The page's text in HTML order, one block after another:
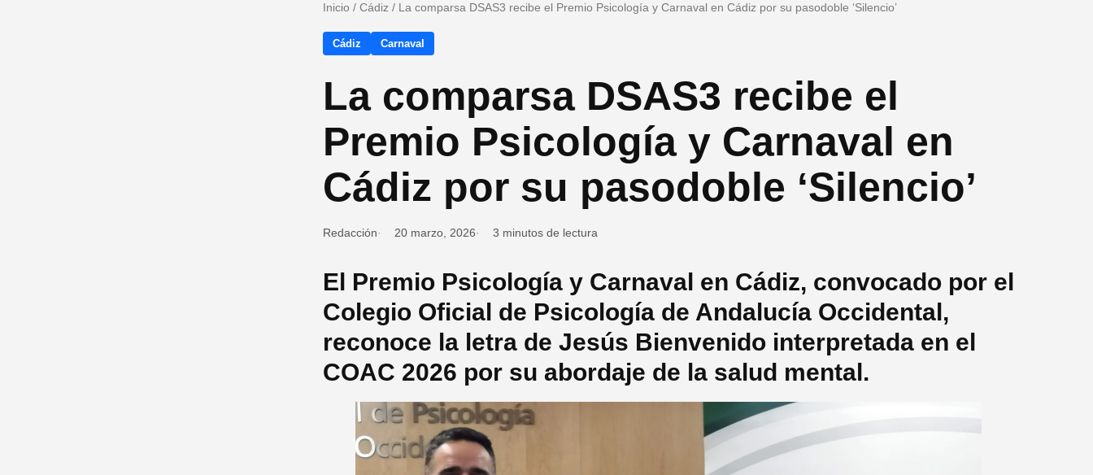
Inicio / Cádiz / La comparsa DSAS3 recibe el Premio Psicología y Carnaval en Cádiz por su pasodoble ‘Silencio’
Cádiz Carnaval
La comparsa DSAS3 recibe el
Premio Psicología y Carnaval en
Cádiz por su pasodoble ‘Silencio’
Redacción 20 marzo, 2026 3 minutos de lectura
El Premio Psicología y Carnaval en Cádiz, convocado por el
Colegio Oficial de Psicología de Andalucía Occidental,
reconoce la letra de Jesús Bienvenido interpretada en el
COAC 2026 por su abordaje de la salud mental.